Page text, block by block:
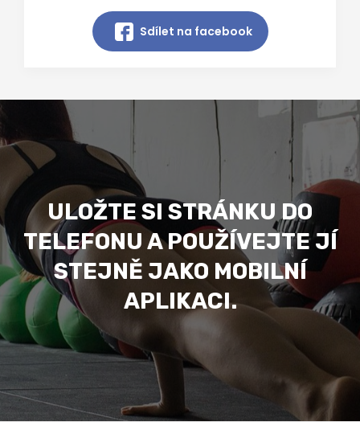
Sdílet na facebook
ULOŽTE SI STRÁNKU DO
TELEFONU A POUŽÍVEJTE JÍ
STEJNĚ JAKO MOBILNÍ
APLIKACI.